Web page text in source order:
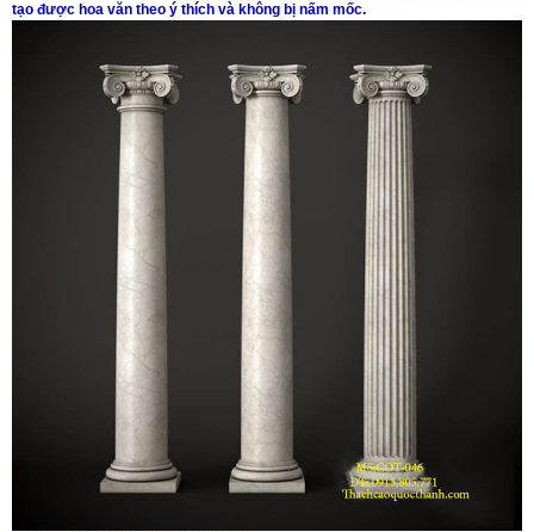
tạo được hoa văn theo ý thích và không bị nấm mốc.